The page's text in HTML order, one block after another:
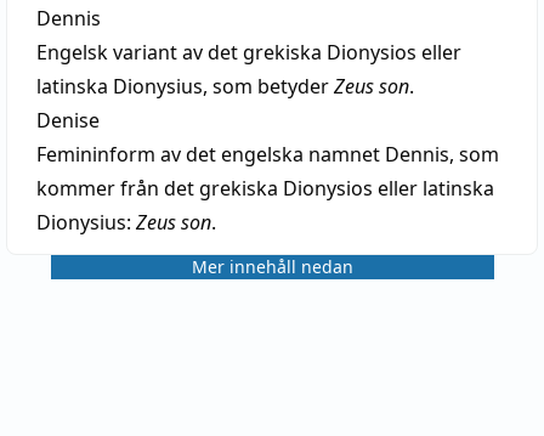
Dennis
Engelsk variant av det grekiska Dionysios eller
latinska Dionysius, som betyderZeus son.
Denise
Femininform av det engelska namnet Dennis, som
kommer från det grekiska Dionysios eller latinska
Dionysius: Zeus son.
Mer innehåll nedan